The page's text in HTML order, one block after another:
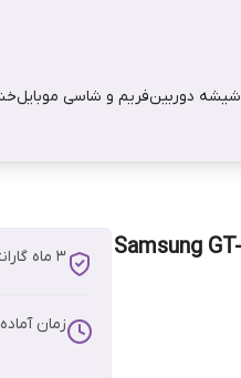
شیشه دوربینفریم و شاسی موبایل
3 ماه گارانتی تعویض الکامپ
زمان